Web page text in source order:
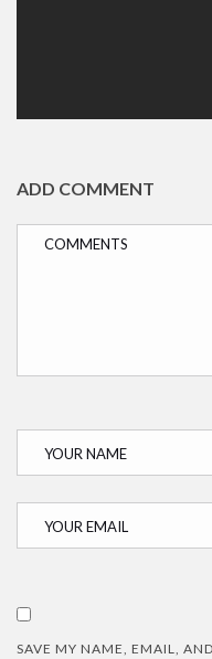
ADD COMMENT
SAVE MY NAME, EMAIL,